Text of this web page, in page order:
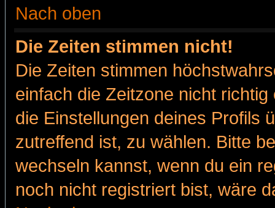
Nach oben
Die Zeiten stimmen nicht!
Die Zeiten stimmen
einfach die Zeitzone nicht
die Einstellungen deines Profils
zutreffend ist, zu wählen. Bitte
wechseln kannst, wenn du ein
noch nicht registriert bist, wäre